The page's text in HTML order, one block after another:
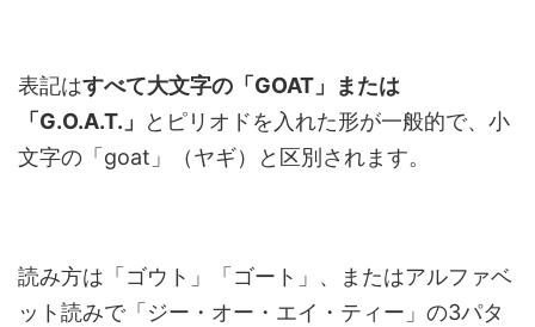
表記はすべて大文字の「GOAT」または
「G.O.A.T.」
とピリオドを入れた形が一般的で、小
文字の「goat」（ヤギ）と区別されます。
読み方は「ゴウト」「ゴート」、またはアルファベ
ット読みで「ジー・オー・エイ・ティー」の3パタ